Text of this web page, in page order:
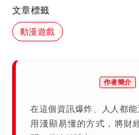
文章標籤
動漫遊戲
作者簡介
在這個資訊爆炸、人人都
用淺顯易懂的方式，將財